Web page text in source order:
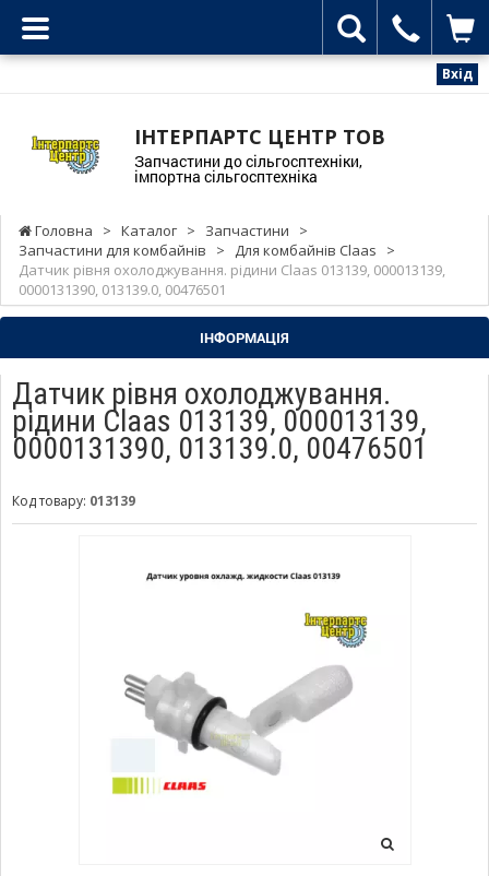
Вхід
ІНТЕРПАРТС ЦЕНТР ТОВ
Запчастини до сільгосптехніки,
імпортна сільгосптехніка
Головна > Каталог > Запчастини
>
Запчастини для комбайнів
> Для комбайнів Claas
>
Датчик рівня охолоджування. рідини Claas 013139, 000013139,
0000131390, 013139.0, 00476501
ІНФОРМАЦІЯ
Датчик рівня охолоджування.
рідини Claas 013139, 000013139,
0000131390, 013139.0, 00476501
Код товару: 013139